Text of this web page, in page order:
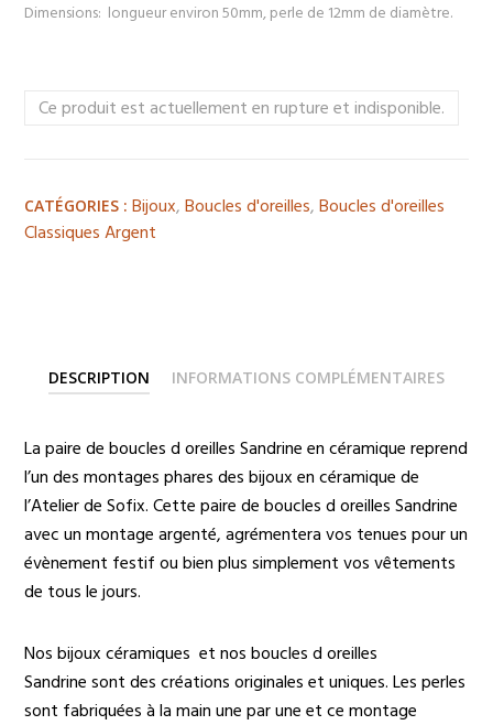
Dimensions: longueur environ 50mm, perle de 12mm de diamètre.
Ce produit est actuellement en rupture et indisponible.
CATÉGORIES : Bijoux,Boucles d'oreilles,Boucles d'oreilles
Classiques Argent
DESCRIPTION INFORMATIONS COMPLÉMENTAIRES
La paire de boucles d oreilles Sandrine en céramique reprend
l’un des montages phares des bijoux en céramique de
l’Atelier de Sofix. Cette paire de boucles d oreilles Sandrine
avec un montage argenté, agrémentera vos tenues pour un
évènement festif ou bien plus simplement vos vêtements
de tous le jours.
Nos bijoux céramiques et nos boucles d oreilles
Sandrine sont des créations originales et uniques. Les perles
sont fabriquées à la main une par une et ce montage